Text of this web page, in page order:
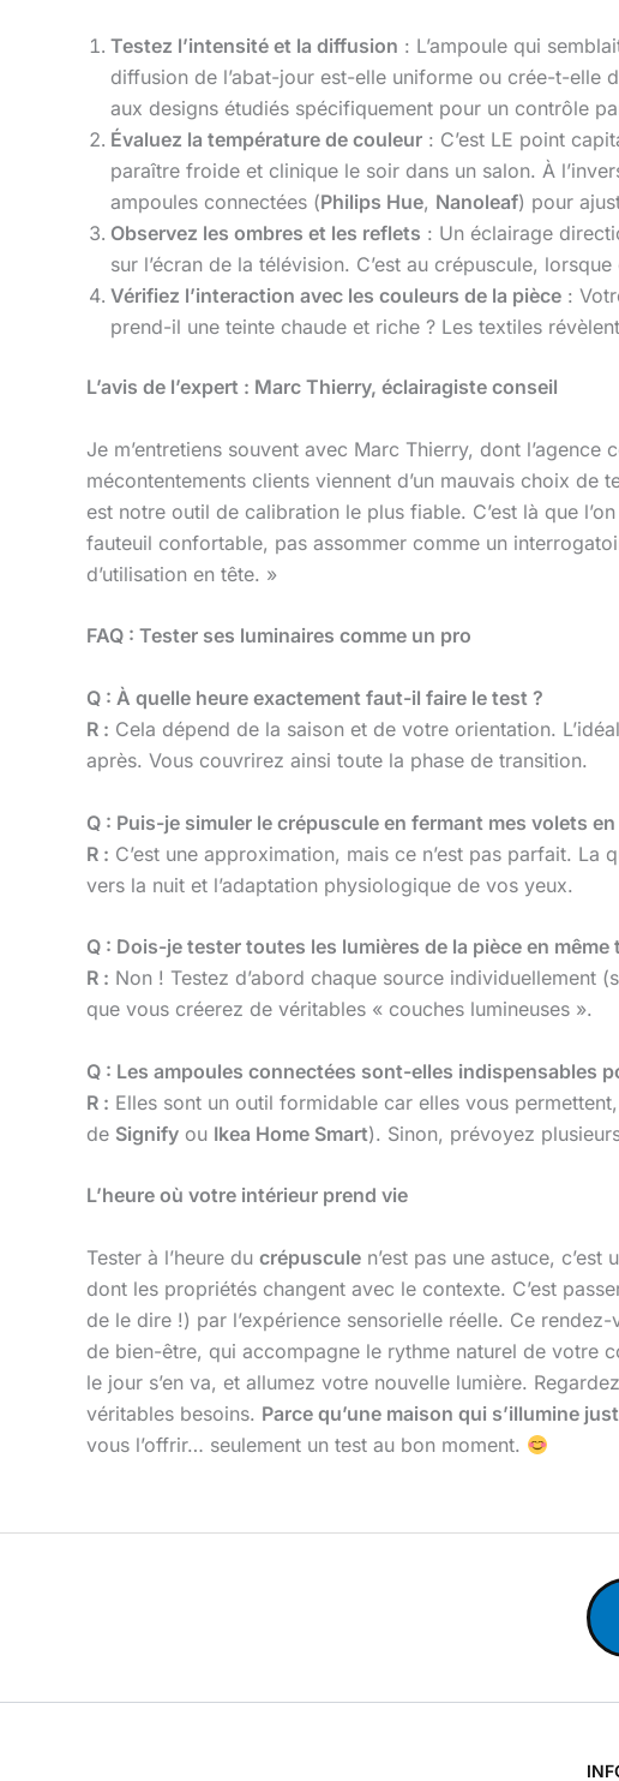
Testez l’intensité et la diffusion : L’ampoule qui
diffusion de l’abat-jour est-elle uniforme ou crée-t-elle
aux designs étudiés spécifiquement pour un contrôle
Évaluez la température de couleur : C’est LE point
paraître froide et clinique le soir dans un salon. À
ampoules connectées (Philips Hue, Nanoleaf) pour
Observez les ombres et les reflets : Un éclairage
sur l’écran de la télévision. C’est au crépuscule,
Vérifiez l’interaction avec les couleurs de la pièce :
prend-il une teinte chaude et riche ? Les textiles
L’avis de l’expert : Marc Thierry, éclairagiste conseil
Je m’entretiens souvent avec Marc Thierry, dont l’agence
mécontentements clients viennent d’un mauvais choix de
est notre outil de calibration le plus fiable. C’est là que
fauteuil confortable, pas assommer comme un
d’utilisation en tête. »
FAQ : Tester ses luminaires comme un pro
Q : À quelle heure exactement faut-il faire le test ?
R : Cela dépend de la saison et de votre orientation.
après. Vous couvrirez ainsi toute la phase de transition.
Q : Puis-je simuler le crépuscule en fermant mes volets
R : C’est une approximation, mais ce n’est pas parfait.
vers la nuit et l’adaptation physiologique de vos yeux.
Q : Dois-je tester toutes les lumières de la pièce en même
R : Non ! Testez d’abord chaque source individuellement
que vous créerez de véritables « couches lumineuses ».
Q : Les ampoules connectées sont-elles indispensables
R : Elles sont un outil formidable car elles vous
de Signify ou Ikea Home Smart). Sinon, prévoyez
L’heure où votre intérieur prend vie
Tester à l’heure du crépuscule n’est pas une astuce,
dont les propriétés changent avec le contexte. C’est
de le dire !) par l’expérience sensorielle réelle. Ce
de bien-être, qui accompagne le rythme naturel de votre
le jour s’en va, et allumez votre nouvelle lumière.
véritables besoins. Parce qu’une maison qui s’illumine
vous l’offrir… seulement un test au bon moment.